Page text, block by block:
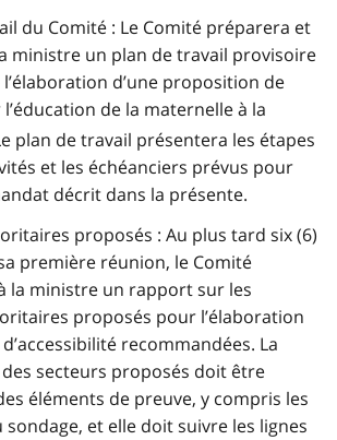
du Comité : Le Comité préparera et
ministre un plan de travail provisoire
d’une proposition de
de la maternelle à la
plan de travail présentera les étapes
et les échéanciers prévus pour
décrit dans la présente.
proposés : Au plus tard six (6)
première réunion, le Comité
la ministre un rapport sur les
proposés pour l’élaboration
recommandées. La
secteurs proposés doit être
éléments de preuve, y compris les
sondage, et elle doit suivre les lignes